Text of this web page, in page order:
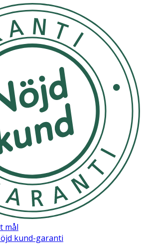
fyllnadsmedel (rismjöl),
lactis, L.rhamnosus, B. longum, L.
vitamin C (Emblica officinalis),
mål
kund-garanti